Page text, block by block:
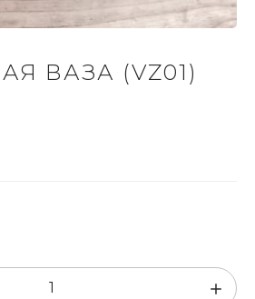
ВАЗА (VZ01)